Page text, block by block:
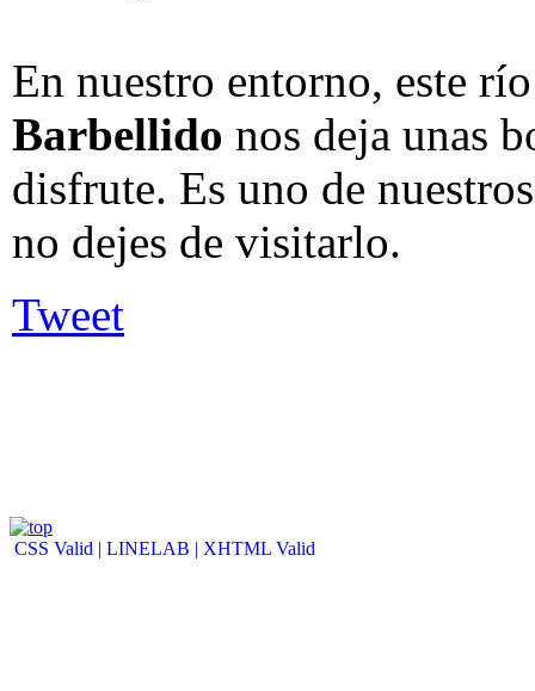
En nuestro entorno, este
Barbellido nos deja unas
disfrute. Es uno de
no dejes de visitarlo.
Tweet
CSS Valid | LINELAB | XHTML Valid